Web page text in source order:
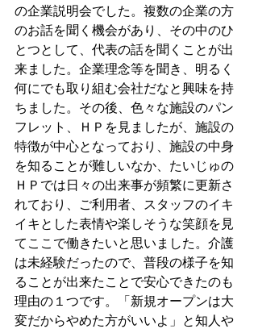
の企業説明会でした。複数の企業の方
のお話を聞く機会があり、その中のひ
とつとして、代表の話を聞くことが出
来ました。企業理念等を聞き、明るく
何にでも取り組む会社だなと興味を持
ちました。その後、色々な施設のパン
フレット、ＨＰを見ましたが、施設の
特徴が中心となっており、施設の中身
を知ることが難しいなか、たいじゅの
ＨＰでは日々の出来事が頻繁に更新さ
れており、ご利用者、スタッフのイキ
イキとした表情や楽しそうな笑顔を見
てここで働きたいと思いました。介護
は未経験だったので、普段の様子を知
ることが出来たことで安心できたのも
理由の１つです。「新規オープンは大
変だからやめた方がいいよ」と知人や